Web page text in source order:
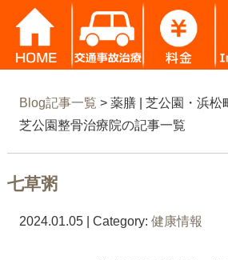
Blog記事一覧 > 薬膳 | 芝公園・浜松
芝公園整骨治療院の記事一覧
七草粥
2024.01.05 | Category: 健康情報